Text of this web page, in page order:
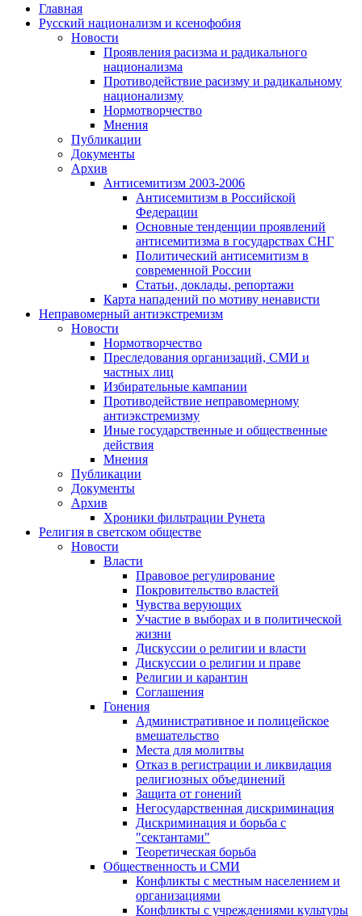
Главная
Русский национализм и ксенофобия
Новости
Проявления расизма и радикального
национализма
Противодействие расизму и радикальному
национализму
Нормотворчество
Мнения
Публикации
Документы
Архив
Антисемитизм 2003-2006
Антисемитизм в Российской
Федерации
Основные тенденции проявлений
антисемитизма в государствах СНГ
Политический антисемитизм в
современной России
Статьи, доклады, репортажи
Карта нападений по мотиву ненависти
Неправомерный антиэкстремизм
Новости
Нормотворчество
Преследования организаций, СМИ и
частных лиц
Избирательные кампании
Противодействие неправомерному
антиэкстремизму
Иные государственные и общественные
действия
Мнения
Публикации
Документы
Архив
Хроники фильтрации Рунета
Религия в светском обществе
Новости
Власти
Правовое регулирование
Покровительство властей
Чувства верующих
Участие в выборах и в политической
жизни
Дискуссии о религии и власти
Дискуссии о религии и праве
Религии и карантин
Соглашения
Гонения
Административное и полицейское
вмешательство
Места для молитвы
Отказ в регистрации и ликвидация
религиозных объединений
Защита от гонений
Негосударственная дискриминация
Дискриминация и борьба с
"сектантами"
Теоретическая борьба
Общественность и СМИ
Конфликты с местным населением и
организациями
Конфликты с учреждениями культуры